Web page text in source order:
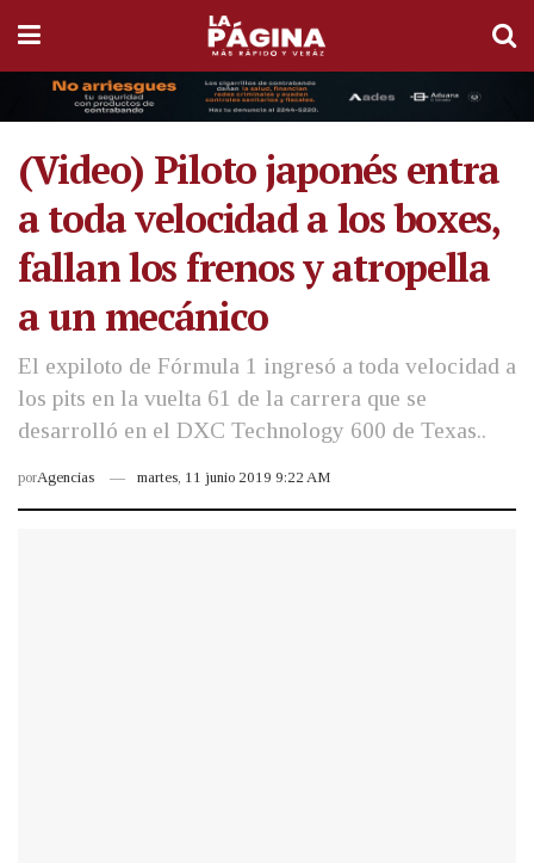
(Video) Piloto japonés entra
a toda velocidad a los boxes,
fallan los frenos y atropella
a un mecánico
El expiloto de Fórmula 1 ingresó a toda velocidad a
los pits en la vuelta 61 de la carrera que se
desarrolló en el DXC Technology 600 de Texas..
porAgencias martes, 11 junio 2019 9:22 AM